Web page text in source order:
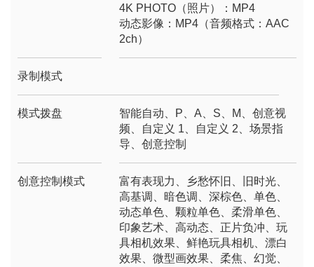
4K PHOTO（照片）：MP4
动态影像：MP4（音频格式：AAC
2ch）
录制模式
模式拨盘
智能自动、P、A、S、M、创意视
频、自定义 1、自定义 2、场景指
导、创意控制
创意控制模式
富有表现力、乡愁怀旧、旧时光、
高基调、暗色调、深棕色、单色、
动态单色、颗粒单色、柔滑单色、
印象艺术、高动态、正片负冲、玩
具相机效果、鲜艳玩具相机、漂白
效果、微型画效果、柔焦、幻觉、